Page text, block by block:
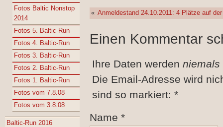
Fotos Baltic Nonstop
2014
Fotos 5. Baltic-Run
Fotos 4. Baltic-Run
Fotos 3. Baltic-Run
Fotos 2. Baltic-Run
Fotos 1. Baltic-Run
Fotos vom 7.8.08
Fotos vom 3.8.08
Baltic-Run 2016
« Anmeldestand 24.10.2011: 4 Plätze auf
Einen Kommentar
Ihre Daten werden niemals
Die Email-Adresse wird
sind so markiert: *
Name *